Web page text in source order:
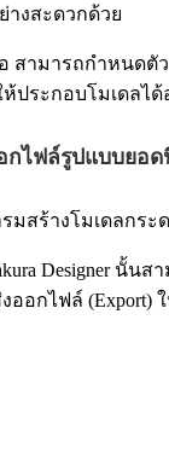
างสะดวกด้วย
สามารถกำหนดตั
ระกอบโมเดลได้
กไฟล์รูปแบบยอ
Designer นั้น
ออกไฟล์